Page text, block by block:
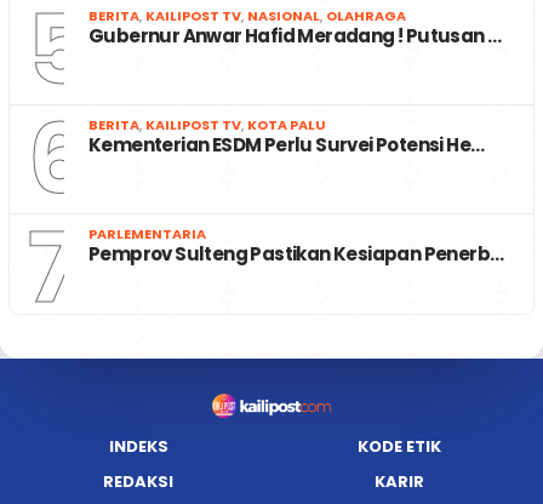
5 BERITA, KAILIPOST TV, NASIONAL, OLAHRAGA
Gubernur Anwar Hafid Meradang ! Putusan …
6 BERITA, KAILIPOST TV, KOTA PALU
Kementerian ESDM Perlu Survei Potensi He…
7 PARLEMENTARIA
Pemprov Sulteng Pastikan Kesiapan Penerb…
INDEKS
KODE ETIK
REDAKSI
KARIR